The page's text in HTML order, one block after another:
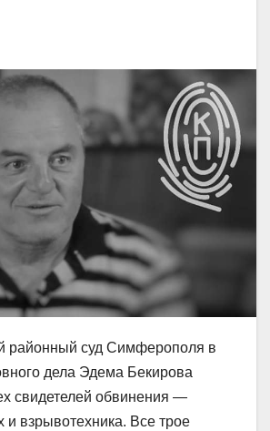
районный суд Симферополя в
дела Эдема Бекирова
свидетелей обвинения —
и взрывотехника. Все трое